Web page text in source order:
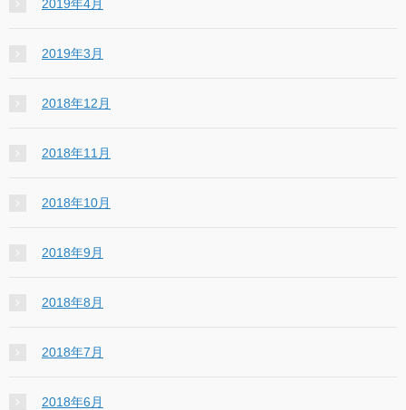
2019年4月
2019年3月
2018年12月
2018年11月
2018年10月
2018年9月
2018年8月
2018年7月
2018年6月